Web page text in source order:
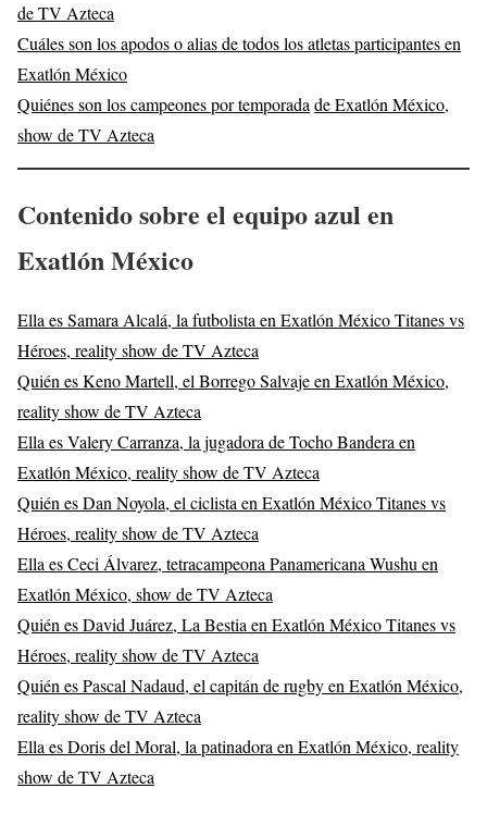
de TV Azteca
Cuáles son los apodos o alias de todos los atletas participantes en
Exatlón México
Quiénes son los campeones por temporada de Exatlón México,
show de TV Azteca
Contenido sobre el equipo azul en
Exatlón México
Ella es Samara Alcalá, la futbolista en Exatlón México Titanes vs
Héroes, reality show de TV Azteca
Quién es Keno Martell, el Borrego Salvaje en Exatlón México,
reality show de TV Azteca
Ella es Valery Carranza, la jugadora de Tocho Bandera en
Exatlón México, reality show de TV Azteca
Quién es Dan Noyola, el ciclista en Exatlón México Titanes vs
Héroes, reality show de TV Azteca
Ella es Ceci Álvarez, tetracampeona Panamericana Wushu en
Exatlón México, show de TV Azteca
Quién es David Juárez, La Bestia en Exatlón México Titanes vs
Héroes, reality show de TV Azteca
Quién es Pascal Nadaud, el capitán de rugby en Exatlón México,
reality show de TV Azteca
Ella es Doris del Moral, la patinadora en Exatlón México, reality
show de TV Azteca